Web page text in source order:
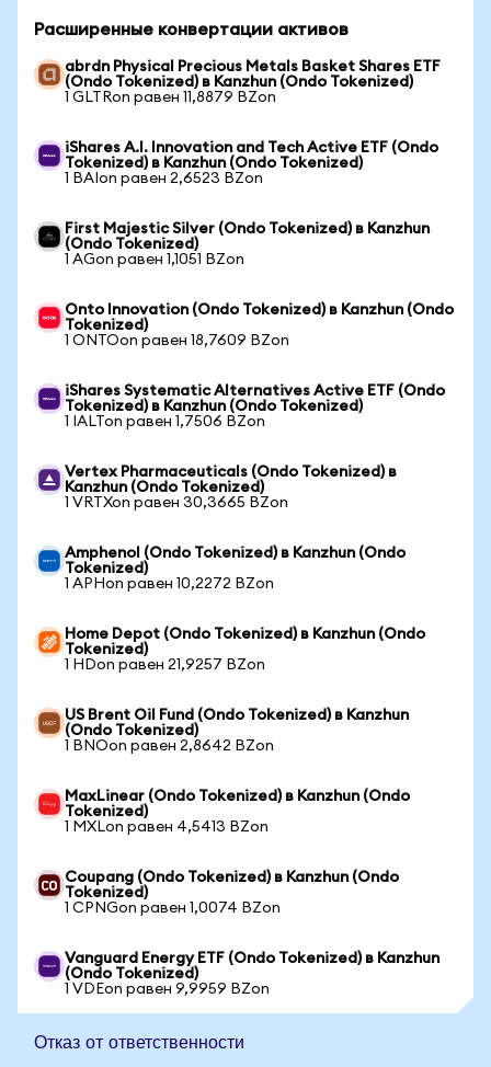
Расширенные конвертации активов
abrdn Physical Precious Metals Basket Shares ETF
(Ondo Tokenized) в Kanzhun (Ondo Tokenized)
1 GLTRon равен 11,8879 BZon
iShares A.I. Innovation and Tech Active ETF (Ondo
Tokenized) в Kanzhun (Ondo Tokenized)
1 BAIon равен 2,6523 BZon
First Majestic Silver (Ondo Tokenized) в Kanzhun
(Ondo Tokenized)
1 AGon равен 1,1051 BZon
Onto Innovation (Ondo Tokenized) в Kanzhun (Ondo
Tokenized)
1 ONTOon равен 18,7609 BZon
iShares Systematic Alternatives Active ETF (Ondo
Tokenized) в Kanzhun (Ondo Tokenized)
1 IALTon равен 1,7506 BZon
Vertex Pharmaceuticals (Ondo Tokenized) в
Kanzhun (Ondo Tokenized)
1 VRTXon равен 30,3665 BZon
Amphenol (Ondo Tokenized) в Kanzhun (Ondo
Tokenized)
1 APHon равен 10,2272 BZon
Home Depot (Ondo Tokenized) в Kanzhun (Ondo
Tokenized)
1 HDon равен 21,9257 BZon
US Brent Oil Fund (Ondo Tokenized) в Kanzhun
(Ondo Tokenized)
1 BNOon равен 2,8642 BZon
MaxLinear (Ondo Tokenized) в Kanzhun (Ondo
Tokenized)
1 MXLon равен 4,5413 BZon
Coupang (Ondo Tokenized) в Kanzhun (Ondo
Tokenized)
1 CPNGon равен 1,0074 BZon
Vanguard Energy ETF (Ondo Tokenized) в Kanzhun
(Ondo Tokenized)
1 VDEon равен 9,9959 BZon
Отказ от ответственности